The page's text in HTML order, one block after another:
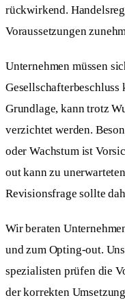
rückwirkend.
Voraussetzungen
Unternehmen müssen
Grundlage, kann trotz
verzichtet werden.
oder Wachstum ist
out kann zu
Revisionsfrage sollte
Wir beraten
und zum Opting-out.
spezialisten prüfen die
der korrekten